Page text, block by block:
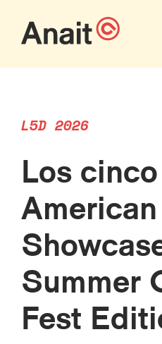
L5D 2026
Los
Summer
Fest